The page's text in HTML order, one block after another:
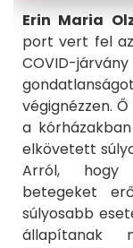
Erin Maria
port vert fel
COVID-
végignézzen.
a
elkövetett
Arról, hogy
betegeket
súlyosabb
állapítanak